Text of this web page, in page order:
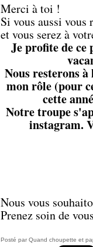
Merci à toi !
Si vous aussi vous
et vous serez à
Je profite de ce
Nous resterons
mon rôle (pour
cette
Notre troupe
instagram.
Nous vous
Prenez soin de
Posté par Quand choupette et